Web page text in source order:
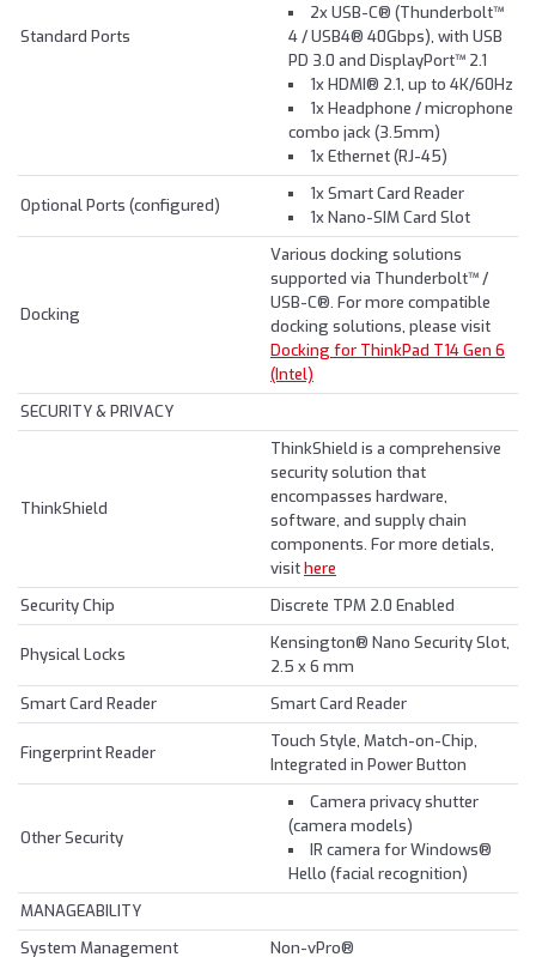
Standard Ports
2x USB-C® (Thunderbolt™
4 / USB4® 40Gbps), with USB
PD 3.0 and DisplayPort™ 2.1
1x HDMI® 2.1, up to 4K/60Hz
1x Headphone / microphone
combo jack (3.5mm)
1x Ethernet (RJ-45)
Optional Ports (configured)
1x Smart Card Reader
1x Nano-SIM Card Slot
Docking
Various docking solutions
supported via Thunderbolt™ /
USB-C®. For more compatible
docking solutions, please visit
Docking for ThinkPad T14 Gen 6
(Intel)
SECURITY & PRIVACY
ThinkShield
ThinkShield is a comprehensive
security solution that
encompasses hardware,
software, and supply chain
components. For more detials,
visithere
Security Chip
Discrete TPM 2.0 Enabled
Physical Locks
Kensington® Nano Security Slot,
2.5 x 6 mm
Smart Card Reader
Smart Card Reader
Fingerprint Reader
Touch Style, Match-on-Chip,
Integrated in Power Button
Other Security
Camera privacy shutter
(camera models)
IR camera for Windows®
Hello (facial recognition)
MANAGEABILITY
System Management
Non-vPro®